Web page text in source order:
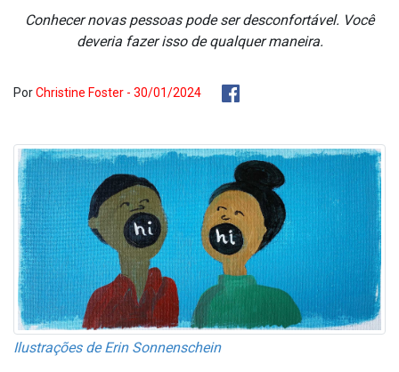
Conhecer novas pessoas pode ser desconfortável. Você
deveria fazer isso de qualquer maneira.
PorChristine Foster - 30/01/2024
Ilustrações de Erin Sonnenschein